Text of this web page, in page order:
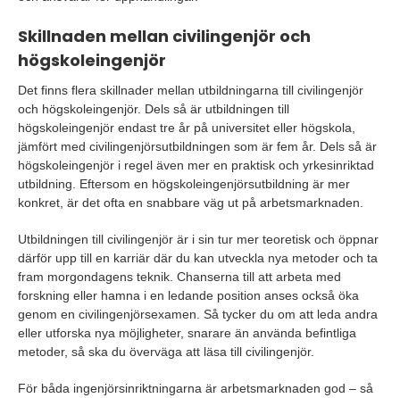
Skillnaden mellan civilingenjör och
högskoleingenjör
Det finns flera skillnader mellan utbildningarna till civilingenjör
och högskoleingenjör. Dels så är utbildningen till
högskoleingenjör endast tre år på universitet eller högskola,
jämfört med civilingenjörsutbildningen som är fem år. Dels så är
högskoleingenjör i regel även mer en praktisk och yrkesinriktad
utbildning. Eftersom en högskoleingenjörsutbildning är mer
konkret, är det ofta en snabbare väg ut på arbetsmarknaden.
Utbildningen till civilingenjör är i sin tur mer teoretisk och öppnar
därför upp till en karriär där du kan utveckla nya metoder och ta
fram morgondagens teknik. Chanserna till att arbeta med
forskning eller hamna i en ledande position anses också öka
genom en civilingenjörsexamen. Så tycker du om att leda andra
eller utforska nya möjligheter, snarare än använda befintliga
metoder, så ska du överväga att läsa till civilingenjör.
För båda ingenjörsinriktningarna är arbetsmarknaden god – så